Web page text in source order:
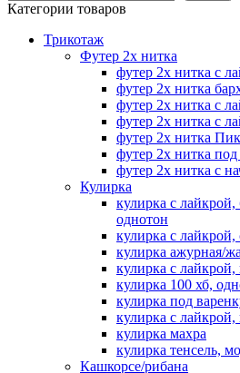
Категории товаров
Трикотаж
Футер 2х нитка
футер 2х нитка с
футер 2х нитка
футер 2х нитка с
футер 2х нитка с
футер 2х нитка
футер 2х нитка под
футер 2х нитка с
Кулирка
кулирка с лайкрой,
однотон
кулирка с
кулирка ажурная/
кулирка с
кулирка 100 хб,
кулирка под
кулирка с
кулирка махра
кулирка тенсель,
Кашкорсе/рибана